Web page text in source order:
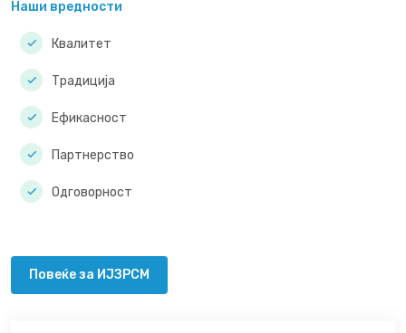
Наши вредности
Квалитет
Традиција
Ефикасност
Партнерство
Одговорност
Повеќе за ИЈЗРСМ